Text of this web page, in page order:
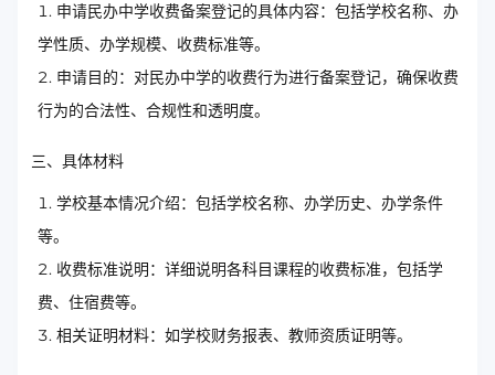
申请民办中学收费备案登记的具体内容：包括学校名称、办
学性质、办学规模、收费标准等。
申请目的：对民办中学的收费行为进行备案登记，确保收费
行为的合法性、合规性和透明度。
三、具体材料
学校基本情况介绍：包括学校名称、办学历史、办学条件
等。
收费标准说明：详细说明各科目课程的收费标准，包括学
费、住宿费等。
相关证明材料：如学校财务报表、教师资质证明等。